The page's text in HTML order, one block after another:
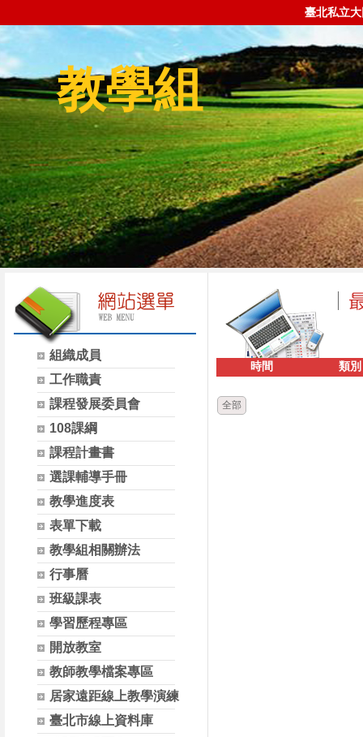
臺北私立
教學組
組織成員
工作職責
課程發展委員會
108課綱
課程計畫書
選課輔導手冊
教學進度表
表單下載
教學組相關辦法
行事曆
班級課表
學習歷程專區
開放教室
教師教學檔案專區
居家遠距線上教學演練
臺北市線上資料庫
時間 類別
全部